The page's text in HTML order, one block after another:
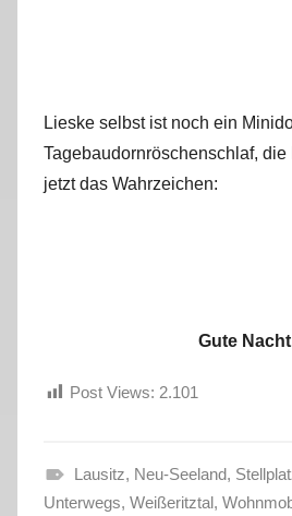
Lieske selbst ist noch ein
Tagebaudornröschenschlaf,
jetzt das Wahrzeichen:
Gute Nacht
Post Views: 2.101
S
Lausitz, Neu-Seeland,
Unterwegs, Weißeritztal,